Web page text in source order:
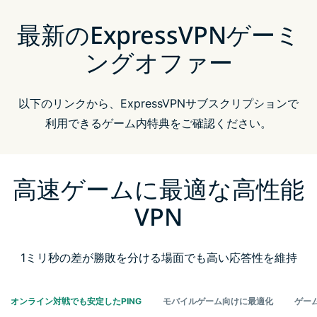
最新のExpressVPNゲーミ
ングオファー
以下のリンクから、ExpressVPNサブスクリプションで
利用できるゲーム内特典をご確認ください。
高速ゲームに最適な高性能
VPN
1ミリ秒の差が勝敗を分ける場面でも高い応答性を維持
オンライン対戦でも安定したPING モバイルゲーム向けに最適化 ゲー